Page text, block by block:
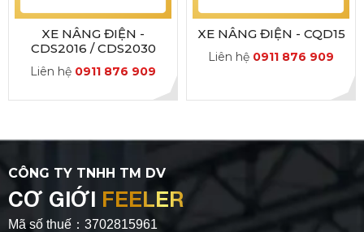
XE NÂNG ĐIỆN -
CDS2016 / CDS2030
Liên hệ 0911 876 909
XE NÂNG ĐIỆN - CQD15
Liên hệ 0911 876 909
CÔNG TY TNHH TM DV
CƠ GIỚI FEELER
Mã số thuế：3702815961